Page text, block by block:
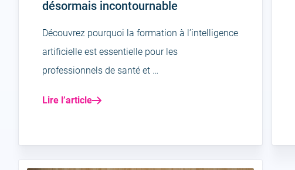
désormais incontournable
Découvrez pourquoi la formation à l’intelligence
artificielle est essentielle pour les
professionnels de santé et …
Lire l’article